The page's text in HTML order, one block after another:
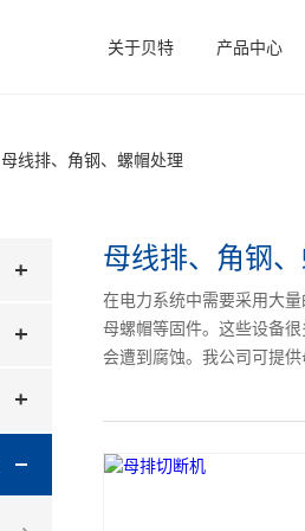
关于贝特
产品中心
母线排、角钢、螺帽处理
母线排、角钢
在电力系统中需要采用大
母螺帽等固件。这些设备
会遭到腐蚀。我公司可提供